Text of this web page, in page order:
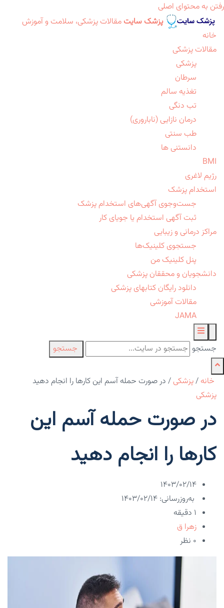
رفتن به محتوای اصلی
پزشک سایت مقالات پزشکی، سلامت و آموزش
خانه
مقالات پزشکی
پزشکی
سرطان
تغذیه سالم
تب دنگی
درمان نازایی (ناباروری)
طب سنتی
دانستنی ها
BMI
رژیم لاغری
استخدام پزشک
جست‌وجوی آگهی‌های استخدام پزشک
ثبت آگهی استخدام یا جویای کار
مراکز درمانی و زیبایی
جستجوی کلینیک‌ها
پنل کلینیک من
دانشجویان و محققان پزشکی
دانلود رایگان کتابهای پزشکی
مقالات آموزشی
JAMA
جستجو جستجو
خانه /پزشکی / در صورت حمله آسم این کارها را انجام دهید
پزشکی
در صورت حمله آسم این
کارها را انجام دهید
۱۴۰۳/۰۲/۱۴
به‌روزرسانی: ۱۴۰۳/۰۲/۱۴
1 دقیقه
زهرا ق
۰ نظر